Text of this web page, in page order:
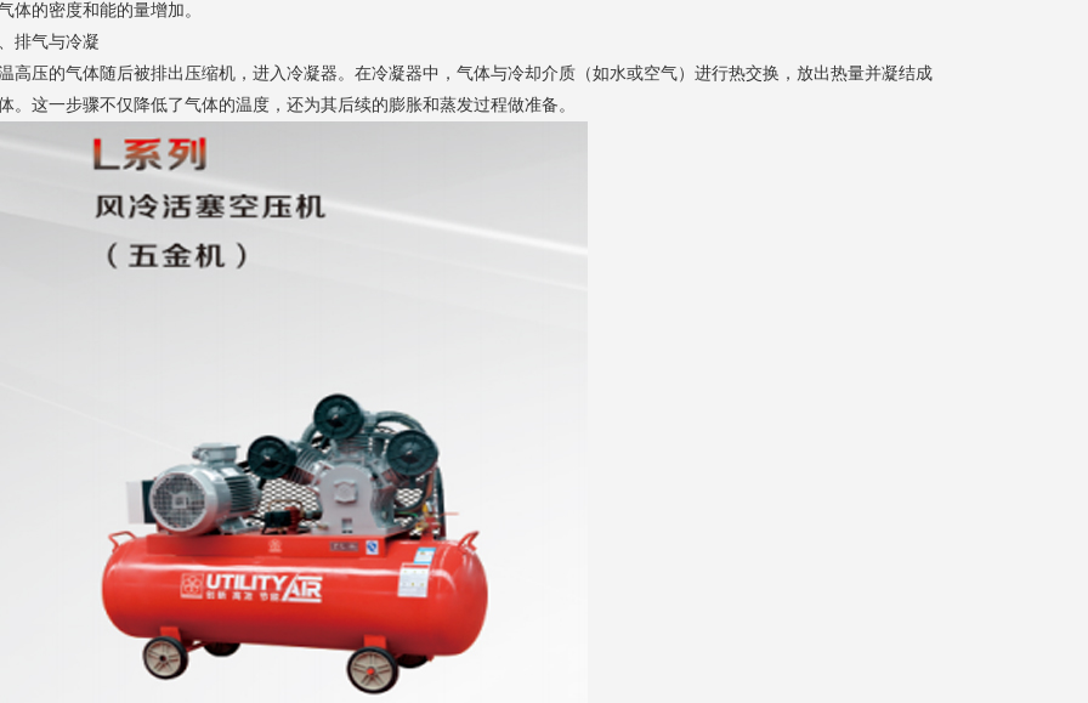
体的密度和能的量增加。
排气与冷凝
高压的气体随后被排出压缩机，进入冷凝器。在冷凝器中，气体与冷却介质（如水或空气）进行热交换，放出热量并凝结成
。这一步骤不仅降低了气体的温度，还为其后续的膨胀和蒸发过程做准备。